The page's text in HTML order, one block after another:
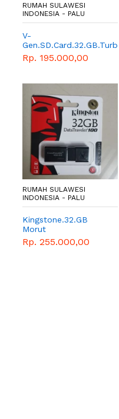
RUMAH SULAWESI
INDONESIA - PALU
V-
Gen.SD.Card.32.GB.Turbo
Morut
Rp. 195.000,00
RUMAH SULAWESI
INDONESIA - PALU
Kingstone.32.GB
Morut
Rp. 255.000,00